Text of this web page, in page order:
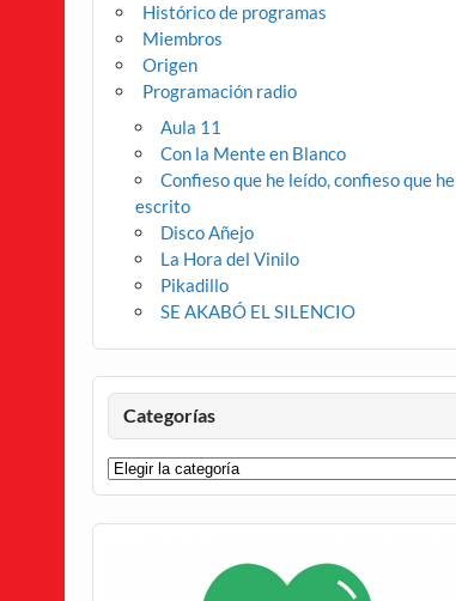
Histórico de programas
Miembros
Origen
Programación radio
Aula 11
Con la Mente en Blanco
Confieso que he leído, confieso que he
escrito
Disco Añejo
La Hora del Vinilo
Pikadillo
SE AKABÓ EL SILENCIO
Categorías
Categorías